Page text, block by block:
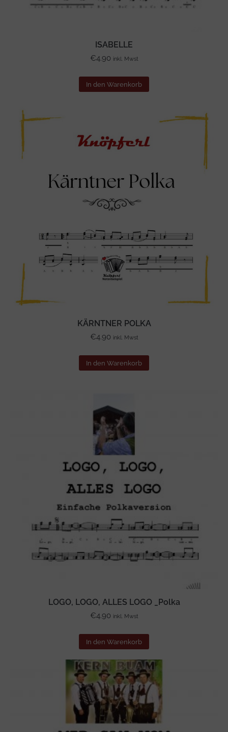
ISABELLE
€4.90 inkl. Mwst
In den Warenkorb
KÄRNTNER POLKA
€4.90 inkl. Mwst
In den Warenkorb
LOGO, LOGO, ALLES LOGO _Polka
€4.90 inkl. Mwst
In den Warenkorb